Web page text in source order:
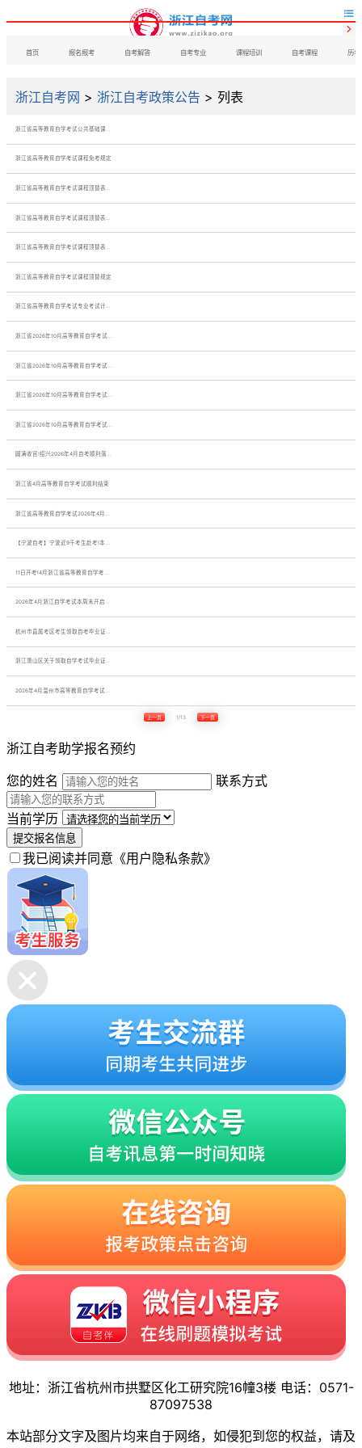

首页 报名报考 自考解答 自考专业 课程培训 自考课程 历年

浙江自考网 > 浙江自考政策公告 > 列表
浙江省高等教育自学考试公共基础课...
浙江省高等教育自学考试课程免考规定
浙江省高等教育自学考试课程顶替表...
浙江省高等教育自学考试课程顶替表...
浙江省高等教育自学考试课程顶替表...
浙江省高等教育自学考试课程顶替规定
浙江省高等教育自学考试专业考试计...
浙江省2026年10月高等教育自学考试...
浙江省2026年10月高等教育自学考试...
浙江省2026年10月高等教育自学考试...
浙江省2026年10月高等教育自学考试...
圆满收官!绍兴2026年4月自考顺利落...
浙江省4月高等教育自学考试顺利结束
浙江省高等教育自学考试2026年4月...
【宁波自考】宁波近9千考生赴考!本...
11日开考!4月浙江省高等教育自学考...
2026年4月浙江自学考试本周末开启...
杭州市直属考区考生领取自考毕业证...
浙江萧山区关于领取自学考试毕业证...
2026年4月温州市高等教育自学考试...
上一页 1/13 下一页
浙江自考助学报名预约
您的姓名
联系方式
当前学历
提交报名信息
我已阅读并同意 《用户隐私条款》
地址：浙江省杭州市拱墅区化工研究院16幢3楼 电话：0571-
87097538
本站部分文字及图片均来自于网络，如侵犯到您的权益，请及